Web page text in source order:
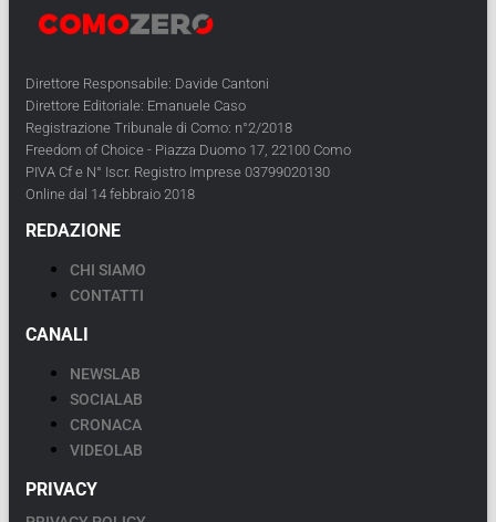
Direttore Responsabile: Davide Cantoni
Direttore Editoriale: Emanuele Caso
Registrazione Tribunale di Como: n°2/2018
Freedom of Choice - Piazza Duomo 17, 22100 Como
PIVA Cf e N° Iscr. Registro Imprese 03799020130
Online dal 14 febbraio 2018
REDAZIONE
CHI SIAMO
CONTATTI
CANALI
NEWSLAB
SOCIALAB
CRONACA
VIDEOLAB
PRIVACY